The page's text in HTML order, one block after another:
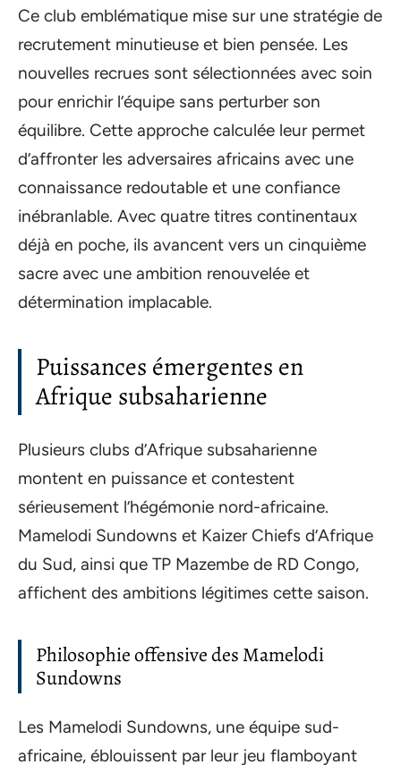
Ce club emblématique mise sur une stratégie de
recrutement minutieuse et bien pensée. Les
nouvelles recrues sont sélectionnées avec soin
pour enrichir l’équipe sans perturber son
équilibre. Cette approche calculée leur permet
d’affronter les adversaires africains avec une
connaissance redoutable et une confiance
inébranlable. Avec quatre titres continentaux
déjà en poche, ils avancent vers un cinquième
sacre avec une ambition renouvelée et
détermination implacable.
Puissances émergentes en
Afrique subsaharienne
Plusieurs clubs d’Afrique subsaharienne
montent en puissance et contestent
sérieusement l’hégémonie nord-africaine.
Mamelodi Sundowns et Kaizer Chiefs d’Afrique
du Sud, ainsi que TP Mazembe de RD Congo,
affichent des ambitions légitimes cette saison.
Philosophie offensive des Mamelodi
Sundowns
Les Mamelodi Sundowns, une équipe sud-
africaine, éblouissent par leur jeu flamboyant